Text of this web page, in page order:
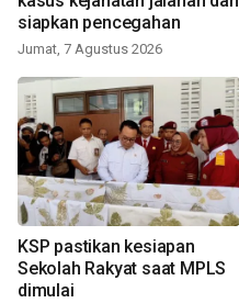
siapkan pencegahan
Jumat, 7 Agustus 2026
KSP pastikan kesiapan
Sekolah Rakyat saat MPLS
dimulai